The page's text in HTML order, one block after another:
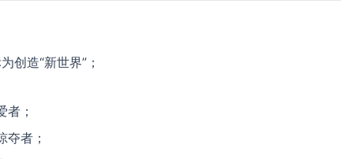
创造“新世界”；
；
者；